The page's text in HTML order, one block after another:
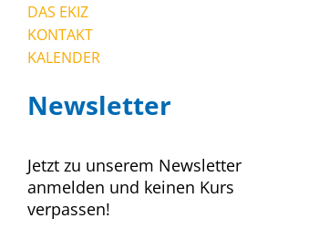
DAS EKIZ
KONTAKT
KALENDER
Newsletter
Jetzt zu unserem Newsletter
anmelden und keinen Kurs
verpassen!